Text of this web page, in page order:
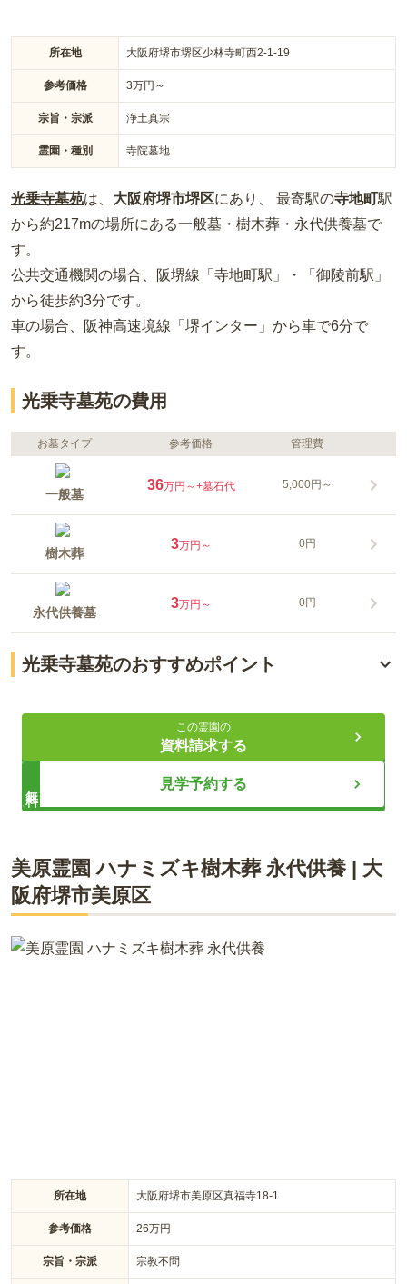
所在地 大阪府堺市堺区少林寺町西2-1-19
参考価格 3万円～
宗旨・宗派 浄土真宗
霊園・種別 寺院墓地
光乗寺墓苑は、 大阪府堺市堺区にあり、 最寄駅の寺地町駅
から約217mの場所にある一般墓・樹木葬・永代供養墓で
す。
公共交通機関の場合、阪堺線「寺地町駅」・「御陵前駅」
から徒歩約3分です。
車の場合、阪神高速境線「堺インター」から車で6分で
す。
光乗寺墓苑の費用
お墓タイプ 参考価格 管理費
一般墓
36万円～+墓石代 5,000円～
樹木葬
3万円～ 0円
永代供養墓
3万円～ 0円
光乗寺墓苑のおすすめポイント
最寄り駅から徒歩約3分
静かな環境でゆっくり眠れる
アクセスに便利な好立地にありますが、外壁が墓域を囲んでお
りと故人と語らうことができます。 一般墓地の管理費を40年
この霊園の
資料請求する
見学予約する
美原霊園 ハナミズキ樹木葬 永代供養| 大
阪府堺市美原区
所在地 大阪府堺市美原区真福寺18-1
参考価格 26万円
宗旨・宗派 宗教不問